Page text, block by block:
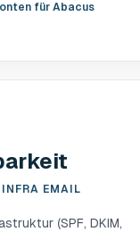
für Abacus
INFRA EMAIL
(SPF, DKIM,